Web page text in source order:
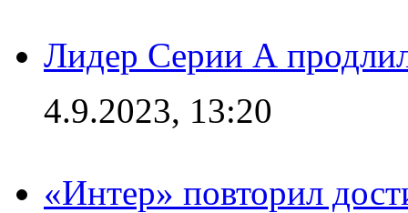
Лидер Серии А
4.9.2023, 13:20
«Интер» повторил